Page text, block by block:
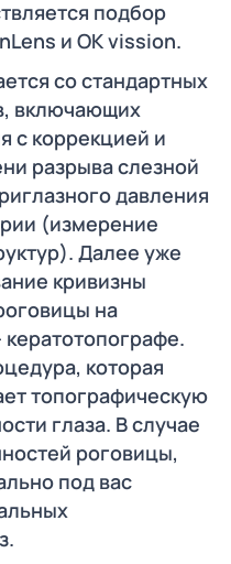
подбор
и OK vission.
со стандартных
включающих
с коррекцией и
разрыва слезной
давления
(измерение
Далее уже
кривизны
на
которая
топографическую
глаза. В случае
роговицы,
под вас